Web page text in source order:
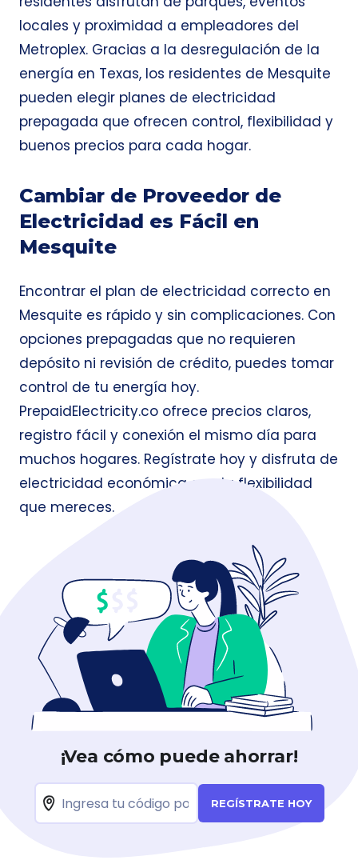
locales y proximidad a empleadores del
Metroplex. Gracias a la desregulación de la
energía en Texas, los residentes de Mesquite
pueden elegir planes de electricidad
prepagada que ofrecen control, flexibilidad y
buenos precios para cada hogar.
Cambiar de Proveedor de
Electricidad es Fácil en
Mesquite
Encontrar el plan de electricidad correcto en
Mesquite es rápido y sin complicaciones. Con
opciones prepagadas que no requieren
depósito ni revisión de crédito, puedes tomar
control de tu energía hoy.
PrepaidElectricity.co ofrece precios claros,
registro fácil y conexión el mismo día para
muchos hogares. Regístrate hoy y disfruta de
electricidad económica con la flexibilidad
que mereces.
¡Vea cómo puede ahorrar!
REGÍSTRATE HOY